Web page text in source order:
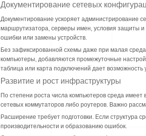
Документирование сетевых
Документирование ускоряет администрирование
маршрутизатора, серверы имен, условия защиты и
ошибки или замены устройств.
Без зафиксированной схемы даже при малая
компьютеры, добавляются промежуточные
таблица или карта подключений дает
Развитие и рост инфраструктуры
По степени роста числа компьютеров среда имеет
сетевых коммутаторов либо роутеров. Важно
Расширение требует подготовки. Если структура
производительности и образованию ошибок.